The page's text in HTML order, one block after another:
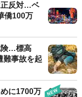
正反対…ベ
僑100万
険…標高
難事故を起
に1700万